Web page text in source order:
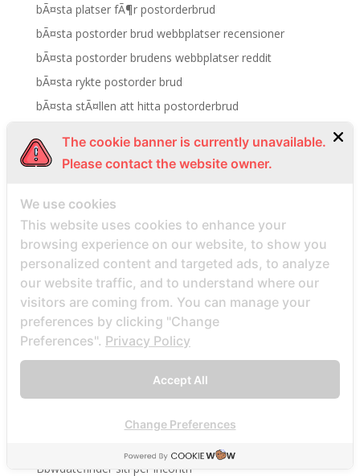
bÃ¤sta platser fÃ¶r postorderbrud
bÃ¤sta postorder brud webbplatser recensioner
bÃ¤sta postorder brudens webbplatser reddit
bÃ¤sta rykte postorder brud
bÃ¤sta stÃ¤llen att hitta postorderbrud
bbpeoplemeet review
BBW Dating username
BBW Dating visitors
bbw hookup hookuphotties dating
bbw hookup hookuphotties reviews
bbw hookup site site
bbw-dating-de visitors
bbwcupid es review
BBWCupid visitors
bbwcupid-inceleme visitors
Bbwdatefinder siti per incontri
The cookie banner is currently unavailable.
Please contact the website owner.
We use cookies
This website uses cookies to enhance your
browsing experience on our website, to show you
personalized content and targeted ads, to analyze
our website traffic, and to understand where our
visitors are coming from. You can manage your
preferences by clicking "Change
Preferences". Privacy Policy
Accept All
Change Preferences